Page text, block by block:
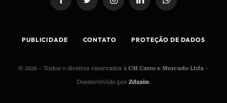
FacebookTwitterInstagramLinkedIn WhatsApp
PUBLICIDADE CONTATO PROTEÇÃO DE DADOS
© 2026 – Todos o direitos reservados à CM Carro e Mercado Ltda –
Desenvolvido por Zdzain.